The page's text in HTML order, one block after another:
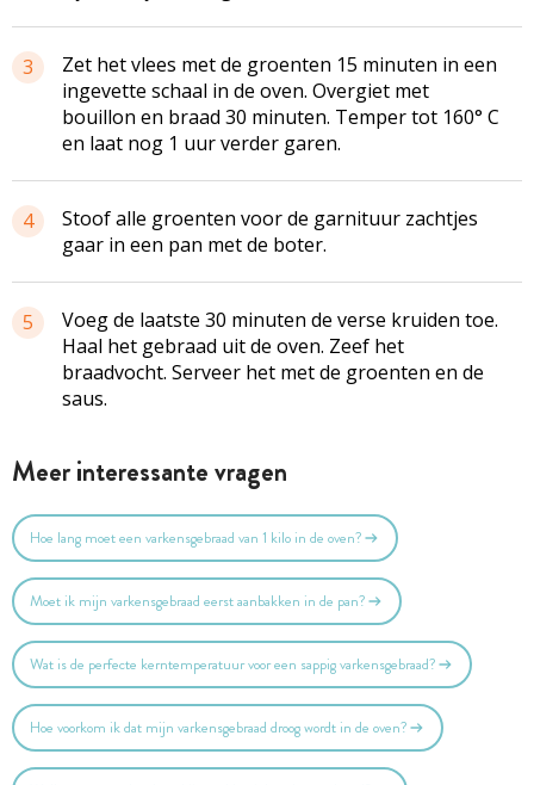
3
Zet het vlees met de groenten 15 minuten in een
ingevette schaal in de oven. Overgiet met
bouillon en braad 30 minuten. Temper tot 160° C
en laat nog 1 uur verder garen.
4
Stoof alle groenten voor de garnituur zachtjes
gaar in een pan met de boter.
5
Voeg de laatste 30 minuten de verse kruiden toe.
Haal het gebraad uit de oven. Zeef het
braadvocht. Serveer het met de groenten en de
saus.
Meer interessante vragen
Hoe lang moet een varkensgebraad van 1 kilo in de oven?
Moet ik mijn varkensgebraad eerst aanbakken in de pan?
Wat is de perfecte kerntemperatuur voor een sappig varkensgebraad?
Hoe voorkom ik dat mijn varkensgebraad droog wordt in de oven?